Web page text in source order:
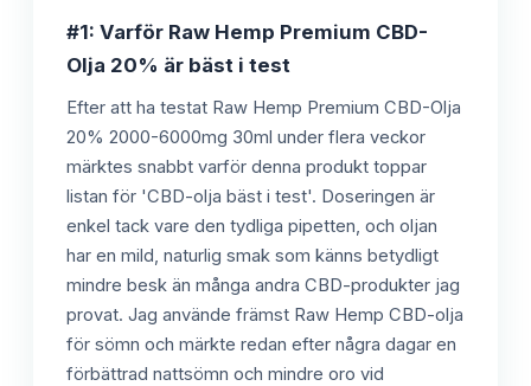
#1: Varför Raw Hemp Premium CBD-
Olja 20% är bäst i test
Efter att ha testat Raw Hemp Premium CBD-Olja
20% 2000-6000mg 30ml under flera veckor
märktes snabbt varför denna produkt toppar
listan för 'CBD-olja bäst i test'. Doseringen är
enkel tack vare den tydliga pipetten, och oljan
har en mild, naturlig smak som känns betydligt
mindre besk än många andra CBD-produkter jag
provat. Jag använde främst Raw Hemp CBD-olja
för sömn och märkte redan efter några dagar en
förbättrad nattsömn och mindre oro vid